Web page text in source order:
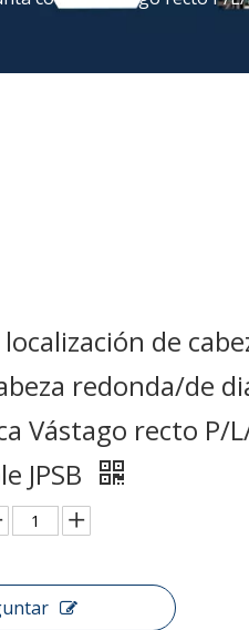
de
redonda/de
Vástago recto P/
JPSB